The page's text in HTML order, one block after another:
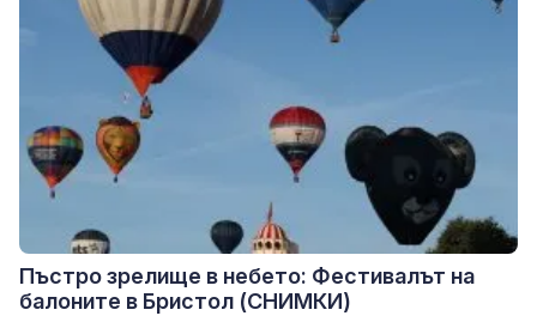
Пъстро зрелище в небето: Фестивалът на
балоните в Бристол (СНИМКИ)